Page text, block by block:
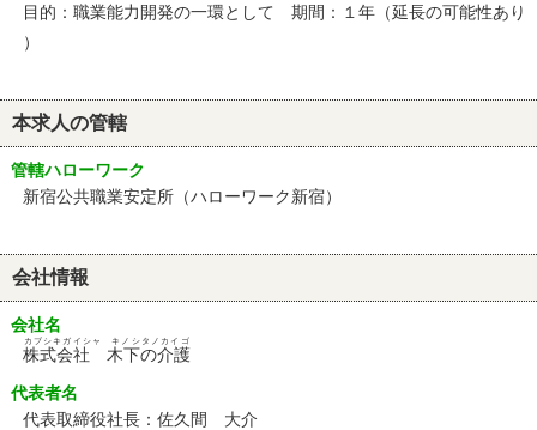
目的：職業能力開発の一環として 期間：１年（延長の可能性あり
）
本求人の管轄
管轄ハローワーク
新宿公共職業安定所（ハローワーク新宿）
会社情報
会社名
株式会社 木下の介護
カブシキガイシャ キノシタノカイゴ
代表者名
代表取締役社長：佐久間 大介